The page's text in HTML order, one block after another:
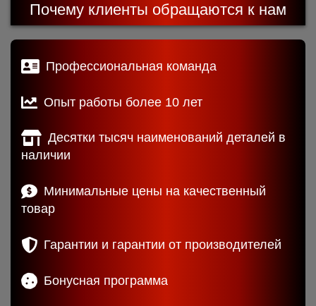
Почему клиенты обращаются к нам
Профессиональная команда
Опыт работы более 10 лет
Десятки тысяч наименований деталей в
наличии
Минимальные цены на качественный
товар
Гарантии и гарантии от производителей
Бонусная программа